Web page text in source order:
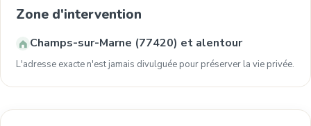
Zone d'intervention
Champs-sur-Marne (77420) et alentour
L'adresse exacte n'est jamais divulguée pour préserver la vie privée.